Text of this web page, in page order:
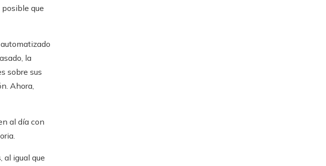
que
la
sobre sus
Ahora,
al día con
al igual que